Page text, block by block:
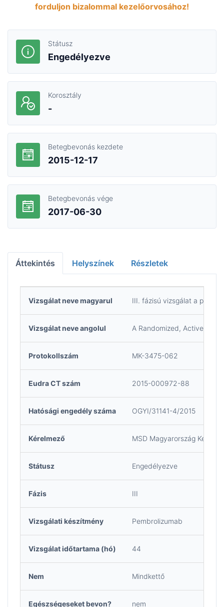
forduljon bizalommal kezelőorvosához!
Státusz
Engedélyezve
Korosztály
-
Betegbevonás kezdete
2015-12-17
Betegbevonás vége
2017-06-30
Áttekintés Helyszínek Részletek
Vizsgálat neve magyarul III. fázisú vizsgálat a
Vizsgálat neve angolul A Randomized, Active-
Protokollszám MK-3475-062
Eudra CT szám 2015-000972-88
Hatósági engedély száma OGYI/31141-4/2015
Kérelmező MSD Magyarország
Státusz Engedélyezve
Fázis III
Vizsgálati készítmény Pembrolizumab
Vizsgálat időtartama (hó) 44
Nem Mindkettő
Egészségeseket bevon? nem